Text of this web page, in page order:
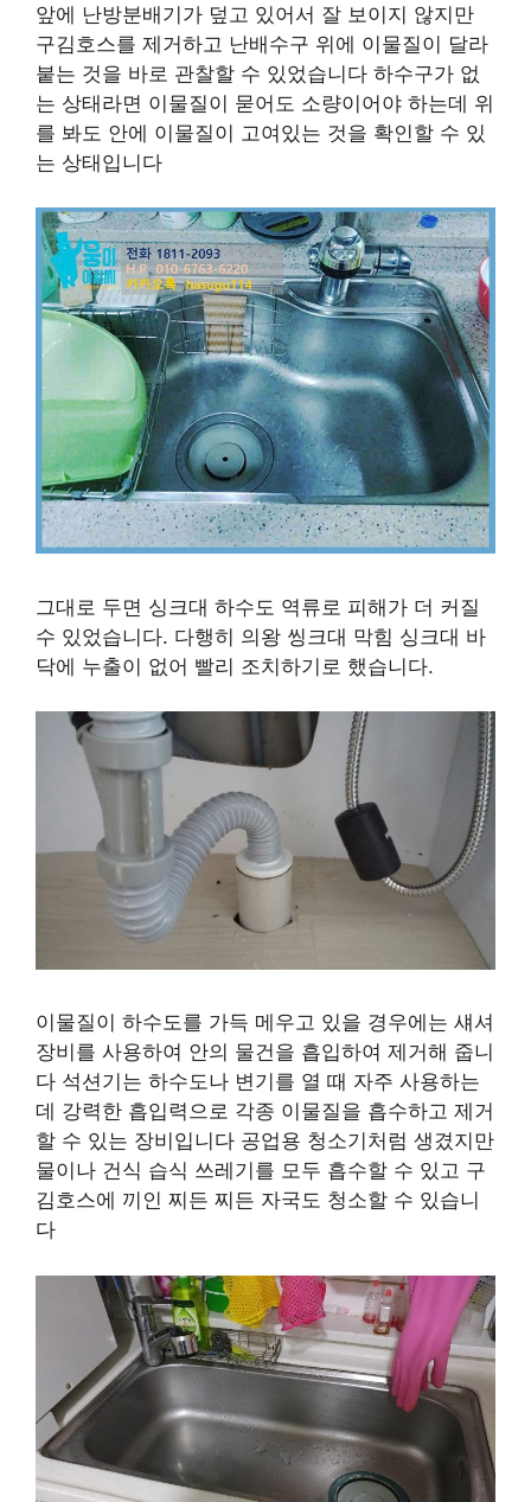
앞에 난방분배기가 덮고 있어서 잘 보이지 않지만
구김호스를 제거하고 난배수구 위에 이물질이 달라
붙는 것을 바로 관찰할 수 있었습니다 하수구가 없
는 상태라면 이물질이 묻어도 소량이어야 하는데 위
를 봐도 안에 이물질이 고여있는 것을 확인할 수 있
는 상태입니다
그대로 두면 싱크대 하수도 역류로 피해가 더 커질
수 있었습니다. 다행히 의왕 씽크대 막힘 싱크대 바
닥에 누출이 없어 빨리 조치하기로 했습니다.
이물질이 하수도를 가득 메우고 있을 경우에는 섀셔
장비를 사용하여 안의 물건을 흡입하여 제거해 줍니
다 석션기는 하수도나 변기를 열 때 자주 사용하는
데 강력한 흡입력으로 각종 이물질을 흡수하고 제거
할 수 있는 장비입니다 공업용 청소기처럼 생겼지만
물이나 건식 습식 쓰레기를 모두 흡수할 수 있고 구
김호스에 끼인 찌든 찌든 자국도 청소할 수 있습니
다